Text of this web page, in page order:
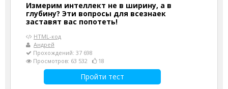
Измерим интеллект не в ширину, а в
глубину? Эти вопросы для всезнаек
заставят вас попотеть!
HTML-код
Андрей
Прохождений: 37 698
Просмотров: 63 532
18
Пройти тест